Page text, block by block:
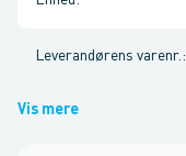
Leverandørens varenr. :
Vis mere